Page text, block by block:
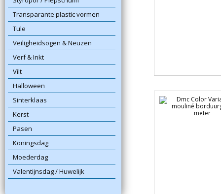
Transparante plastic vormen
Tule
Veiligheidsogen & Neuzen
Verf & Inkt
Vilt
Halloween
Sinterklaas
Kerst
Pasen
Koningsdag
Moederdag
Valentijnsdag / Huwelijk